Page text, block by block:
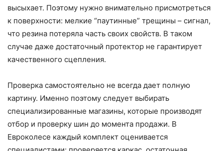
высыхает. Поэтому нужно внимательно присмотреться
к поверхности: мелкие “паутинные” трещины – сигнал,
что резина потеряла часть своих свойств. В таком
случае даже достаточный протектор не гарантирует
качественного сцепления.
Проверка самостоятельно не всегда дает полную
картину. Именно поэтому следует выбирать
специализированные магазины, которые производят
отбор и проверку шин до момента продажи. В
Евроколесе каждый комплект оценивается